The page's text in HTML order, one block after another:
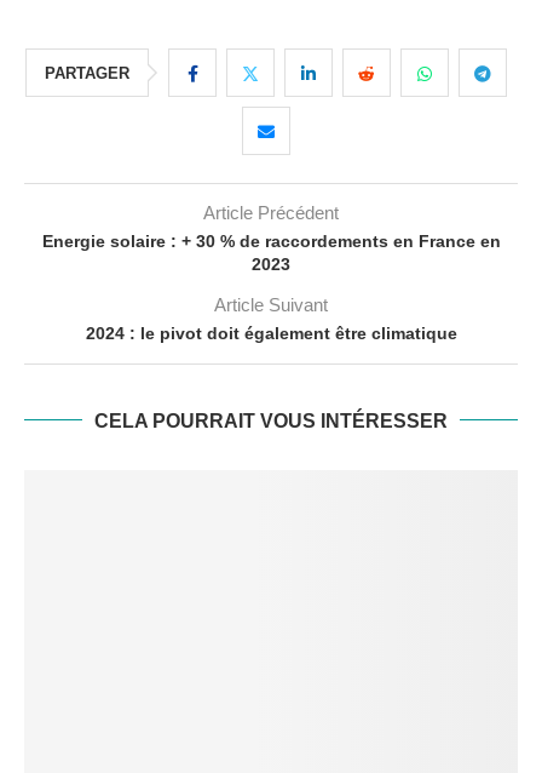
PARTAGER
Article Précédent
Energie solaire : + 30 % de raccordements en France en
2023
Article Suivant
2024 : le pivot doit également être climatique
CELA POURRAIT VOUS INTÉRESSER